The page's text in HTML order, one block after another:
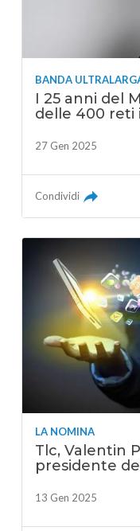
BANDA
I 25 anni del
delle 400 reti
27 Gen 2025
Condividi
LA NOMINA
Tlc, Valentin
presidente
13 Gen 2025